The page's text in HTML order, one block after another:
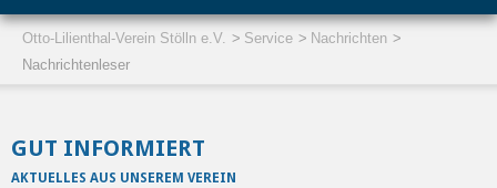
Otto-Lilienthal-Verein Stölln e.V. Service
Nachrichten
Nachrichtenleser
GUT INFORMIERT
AKTUELLES AUS UNSEREM VEREIN